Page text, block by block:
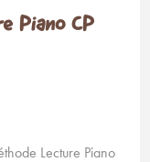
Piano CP
Lecture Piano